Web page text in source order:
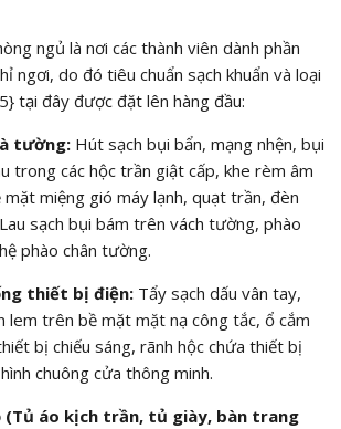
ngủ là nơi các thành viên dành phần
ngơi, do đó tiêu chuẩn sạch khuẩn và loại
tại đây được đặt lên hàng đầu:
tường:Hút sạch bụi bẩn, mạng nhện, bụi
trong các hộc trần giật cấp, khe rèm âm
mặt miệng gió máy lạnh, quạt trần, đèn
sạch bụi bám trên vách tường, phào
phào chân tường.
thiết bị điện:Tẩy sạch dấu vân tay,
lem trên bề mặt mặt nạ công tắc, ổ cắm
bị chiếu sáng, rãnh hộc chứa thiết bị
chuông cửa thông minh.
(Tủ áo kịch trần, tủ giày, bàn trang